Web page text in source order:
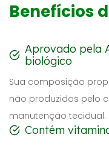
Benefícios
Aprovado pela
biológico
Sua composição
não produzidos pelo
manutenção tecidual.
Contém